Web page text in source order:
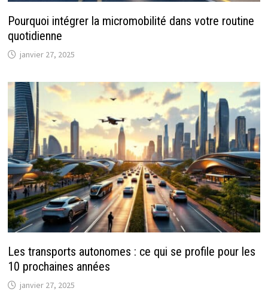
Pourquoi intégrer la micromobilité dans votre routine
quotidienne
janvier 27, 2025
Les transports autonomes : ce qui se profile pour les
10 prochaines années
janvier 27, 2025